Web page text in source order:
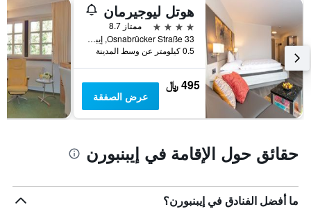
هوتل ليوجيرمان
4 نجوم
ممتاز 8.7
Osnabrücker Straße 33, إيبنبورن, ولاية شمال الراين وستفاليا, ألمانيا
0.5 كيلومتر عن وسط المدينة
495 ﷼
عرض الصفقة
حقائق حول الإقامة في إيبنبورن
ما أفضل الفنادق في إيبنبورن؟